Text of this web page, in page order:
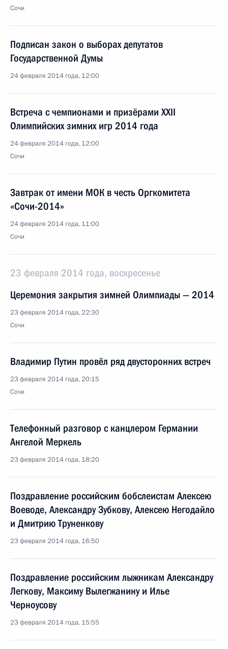
Сочи
Подписан закон о выборах депутатов
Государственной Думы
24 февраля 2014 года, 12:00
Встреча с чемпионами и призёрами XXII
Олимпийских зимних игр 2014 года
24 февраля 2014 года, 12:00
Сочи
Завтрак от имени МОК в честь Оргкомитета
«Сочи-2014»
24 февраля 2014 года, 11:00
Сочи
23 февраля 2014 года, воскресенье
Церемония закрытия зимней Олимпиады — 2014
23 февраля 2014 года, 22:30
Сочи
Владимир Путин провёл ряд двусторонних встреч
23 февраля 2014 года, 20:15
Сочи
Телефонный разговор с канцлером Германии
Ангелой Меркель
23 февраля 2014 года, 18:20
Поздравление российским бобслеистам Алексею
Воеводе, Александру Зубкову, Алексею Негодайло
и Дмитрию Труненкову
23 февраля 2014 года, 16:50
Поздравление российским лыжникам Александру
Легкову, Максиму Вылегжанину и Илье
Черноусову
23 февраля 2014 года, 15:55